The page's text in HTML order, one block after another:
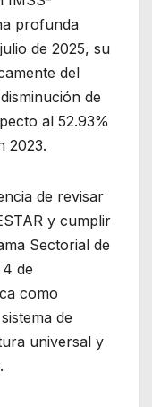
profunda
de 2025, su
del
de
al 52.93%
2023.
de revisar
y cumplir
Sectorial de
de
como
de
universal y